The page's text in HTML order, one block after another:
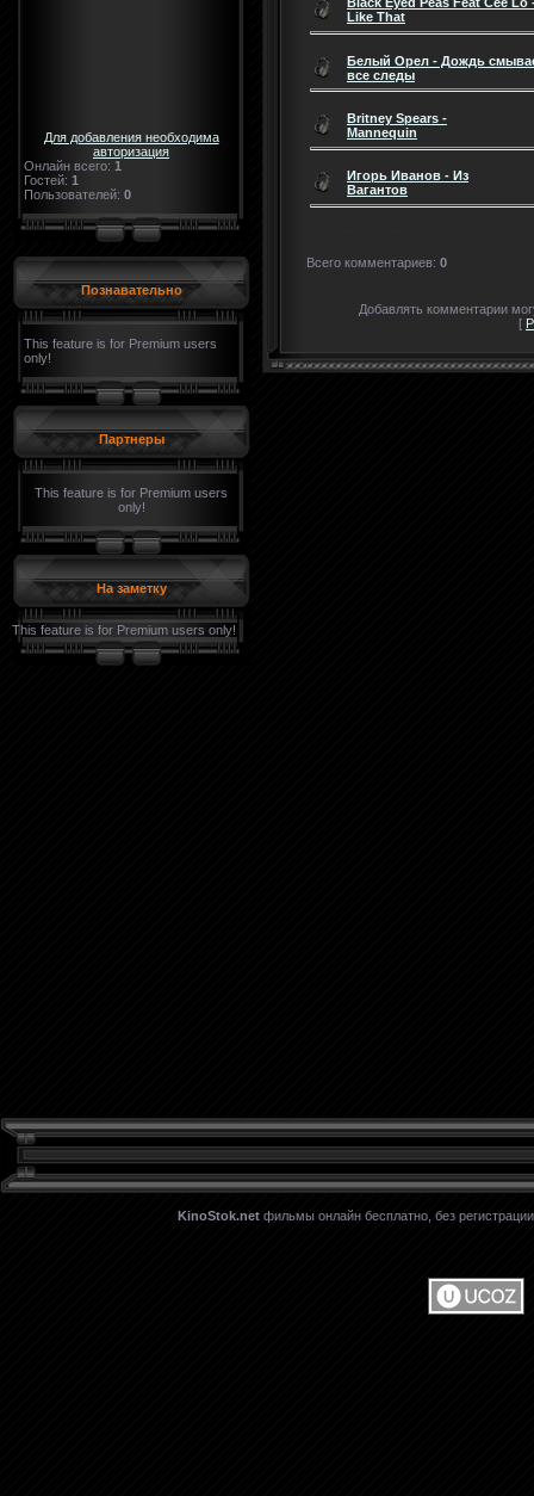
Для добавления необходима
авторизация
Онлайн всего: 1
Гостей: 1
Пользователей: 0
Познавательно
This feature is for Premium users
only!
Партнеры
This feature is for Premium users
only!
На заметку
This feature is for Premium users only!
Black Eyed Peas Feat Cee Lo
Like That
Белый Орел - Дождь
все следы
Britney Spears -
Mannequin
Игорь Иванов - Из
Вагантов
Всего комментариев: 0
Добавлять комментарии
[
KinoStok.net фильмы онлайн бесплатно, без